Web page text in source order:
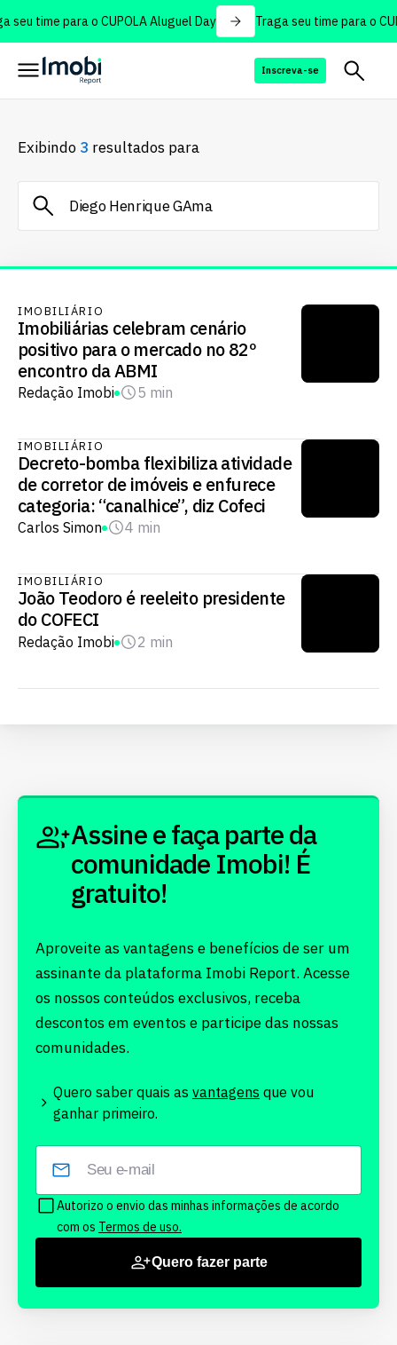
seu time para o CUPOLA Aluguel Day Traga seu time para o
Inscreva-se
Exibindo 3 resultados para
IMOBILIÁRIO
Imobiliárias celebram cenário
positivo para o mercado no 82º
encontro da ABMI
Redação Imobi 5 min
IMOBILIÁRIO
Decreto-bomba flexibiliza atividade
de corretor de imóveis e enfurece
categoria: “canalhice”, diz Cofeci
Carlos Simon 4 min
IMOBILIÁRIO
João Teodoro é reeleito presidente
do COFECI
Redação Imobi 2 min
Assine e faça parte da
comunidade Imobi! É
gratuito!
Aproveite as vantagens e benefícios de ser um
assinante da plataforma Imobi Report. Acesse
os nossos conteúdos exclusivos, receba
descontos em eventos e participe das nossas
comunidades.
Quero saber quais as vantagens que vou
ganhar primeiro.
Autorizo o envio das minhas informações de acordo
com os Termos de uso.
Quero fazer parte